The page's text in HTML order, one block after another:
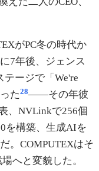
がPC冬の時代か
7年後、ジェンス
テージで「We're
た28——その年彼
、NVLinkで256個
を構築、生成AIを
。COMPUTEXはそ
へと変貌した。